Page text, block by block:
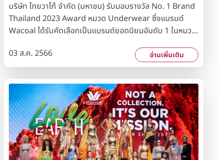
บริษัท ไทยวาโก้ จำกัด (มหาชน) รับมอบรางวัล No. 1 Brand
Thailand 2023 Award หมวด Underwear ซึ่งแบรนด์
Wacoal ได้รับคัดเลือกเป็นแบรนด์ยอดนิยมอันดับ 1 ในหมวด
บริโภคจากกลุ่มตัวอย่างทั่วประเทศ โดยนิตยสาร Marketeer
และสถาบันวิจัยการตลาดระดับโลก รางวัลดังกล่าวสะท้อนให้
เห็นถึงความเชื่อมั่นและความไว้วางใจของผู้บริโภคทั่วประเทศที่
มีต่อแบรนด์ Wacoal มาอย่างยาวนาน รวมทั้งแสดงถึงความ
มุ่งมั่นของบริษัทฯ ในการพัฒนานวัตกรรมสินค้าและบริการ
อย่างต่อเนื่องเพื่อตอบสนองความต้องการของลูกค้าทุกวัย
ทุกไซซ์ ทุกคัพ ตลอดจนใส่ใจต่อกระบวนการผลิตที่เป็นมิตรต่อ
สิ่งแวดล้อม ส่งผลให้ชุดชั้นในสตรีแบรนด์ Wacoal เป็นหนึ่งใน
ใจผู้บริโภค
03 ส.ค. 2566 อ่านเพิ่มเติม